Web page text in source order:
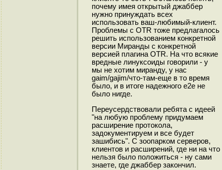
почему имея открытый джаббер
нужно принуждать всех
использовать ваш-любимый-клиент.
Проблемы с OTR тоже предлагалось
решить использованием конкретной
версии Миранды с конкретной
версией плагина OTR. На что всякие
вредные линуксоиды говорили - у
мы не хотим миранду, у нас
gaim/gajim/что-там-еще в то время
было, и в итоге надежного e2e не
было нигде.
Переусердствовали ребята с идеей
"на любую проблему придумаем
расширение протокола,
задокументируем и все будет
зашибись". С зоопарком серверов,
клиентов и расширений, где ни на что
нельзя было положиться - ну сами
знаете, где джаббер закончил.